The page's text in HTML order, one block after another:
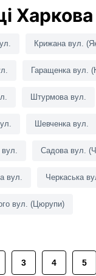
Харкова
Крижана вул.
Гаращенка вул.
Штурмова вул.
Шевченка вул.
вул. Садова вул.
вул. Черкаська
вул. (Цюрупи)
3 4 5